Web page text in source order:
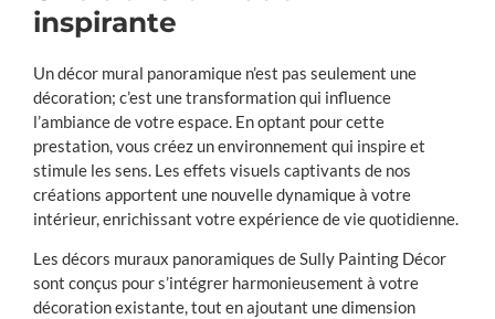
inspirante
Un décor mural panoramique n’est pas seulement une
décoration; c’est une transformation qui influence
l’ambiance de votre espace. En optant pour cette
prestation, vous créez un environnement qui inspire et
stimule les sens. Les effets visuels captivants de nos
créations apportent une nouvelle dynamique à votre
intérieur, enrichissant votre expérience de vie quotidienne.
Les décors muraux panoramiques de Sully Painting Décor
sont conçus pour s’intégrer harmonieusement à votre
décoration existante, tout en ajoutant une dimension